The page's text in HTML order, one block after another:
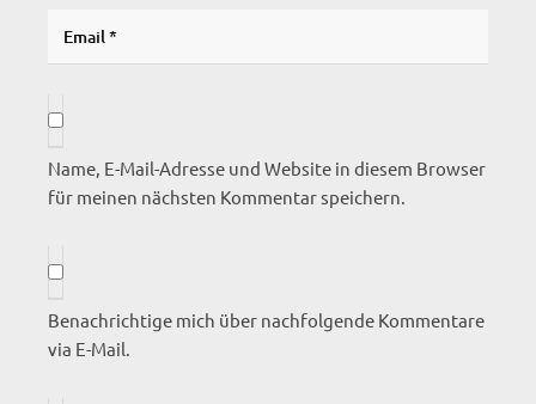
Name, E-Mail-Adresse und Website in diesem Browser
für meinen nächsten Kommentar speichern.
Benachrichtige mich über nachfolgende Kommentare
via E-Mail.